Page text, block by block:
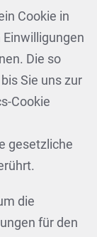
Cookie in
Die so
Sie uns zur
Cookie
gesetzliche
die
für den